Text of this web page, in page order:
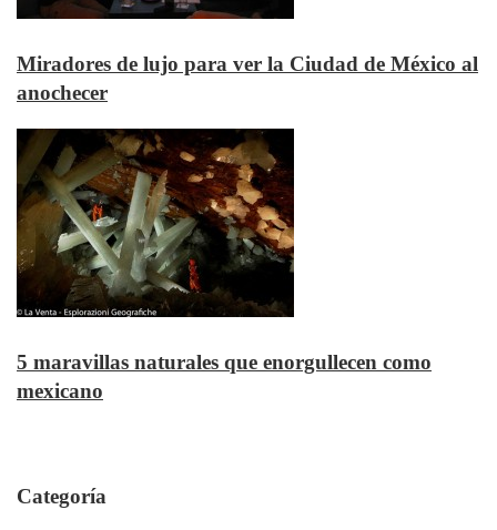
Miradores de lujo para ver la Ciudad de México al
anochecer
5 maravillas naturales que enorgullecen como
mexicano
Categoría